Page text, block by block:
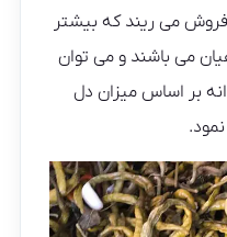
می ریند که بیشتر
می باشند و می توان
بر اساس میزان دل